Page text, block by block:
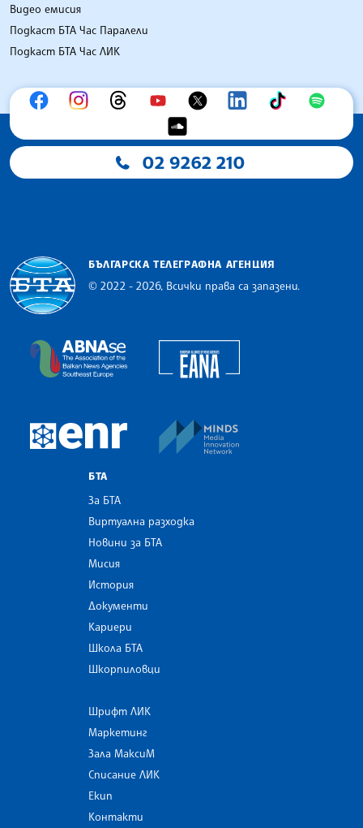
Видео емисия
Подкаст БТА Час Паралели
Подкаст БТА Час ЛИК
02 9262 210
БЪЛГАРСКА ТЕЛЕГРАФНА АГЕНЦИЯ
© 2022 - 2026, Всички права са запазени.
The Assocoation of the Balkan News Agencies
European Newsroom
БТА
За БТА
Виртуална разходка
Новини за БТА
Мисия
История
Документи
Кариери
Школа БТА
Шкорпиловци
Шрифт ЛИК
Маркетинг
Зала МаксиМ
Списание ЛИК
Екип
Контакти